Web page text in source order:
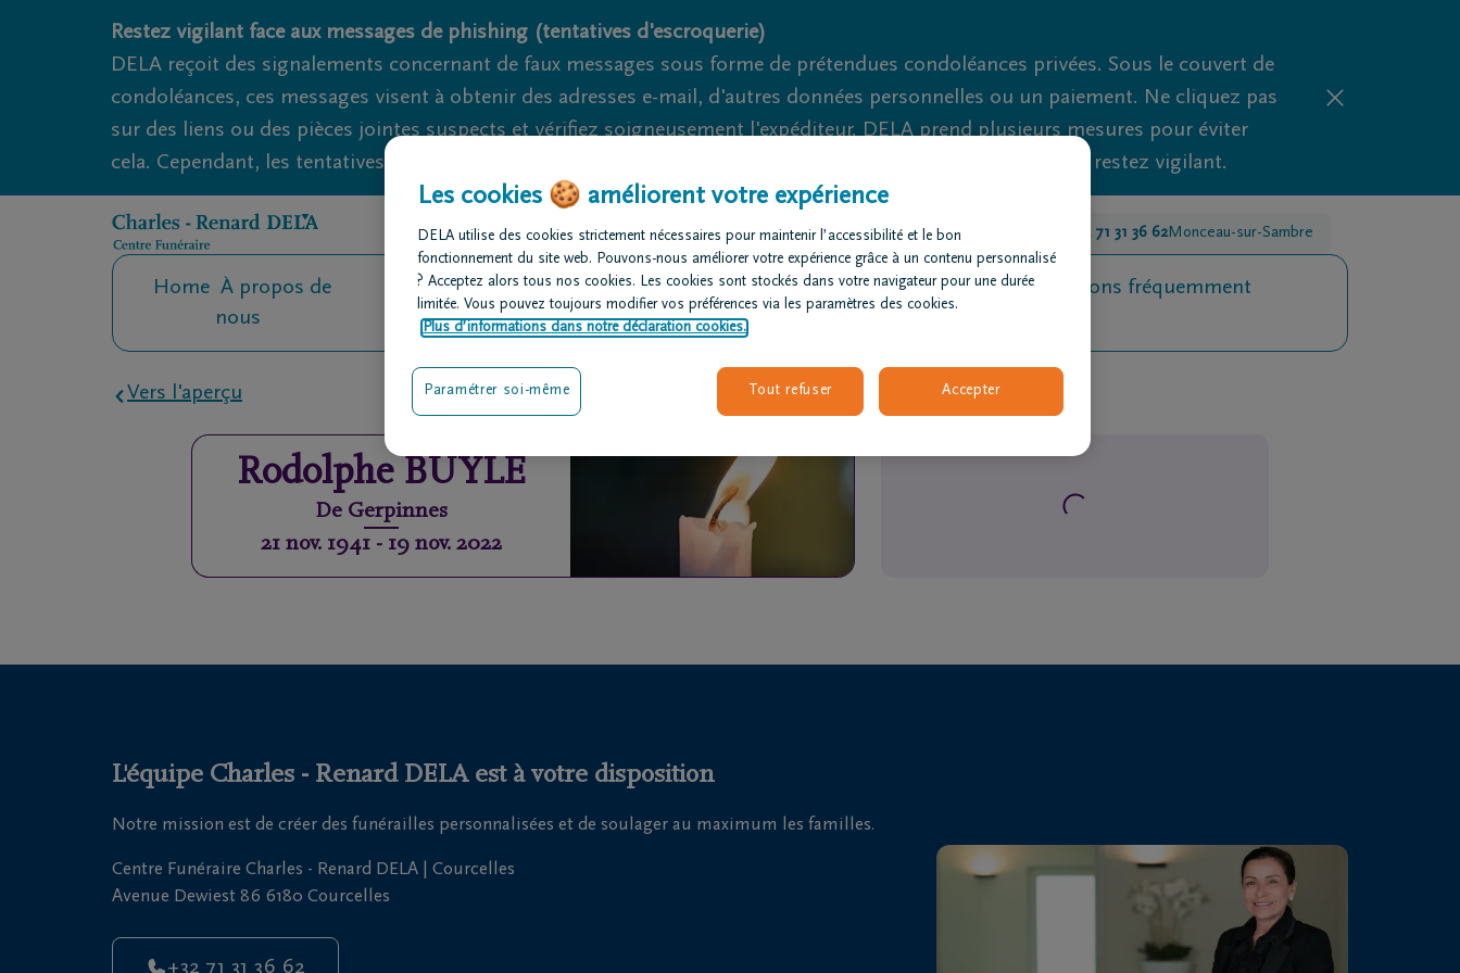
Obituaries.breadcrumbs.SkipLink
Restez vigilant face aux messages de phishing (tentatives d'escroquerie)
DELA reçoit des signalements concernant de faux messages sous forme de prétendues condoléances privées. Sous le couvert de
condoléances, ces messages visent à obtenir des adresses e-mail, d'autres données personnelles ou un paiement. Ne cliquez pas
sur des liens ou des pièces jointes suspects et vérifiez soigneusement l'expéditeur. DELA prend plusieurs mesures pour éviter
cela. Cependant, les tentatives d'hameçonnage et de fraude ne peuvent jamais être totalement exclues, alors restez vigilant.
Nous sommes là pour vous 24h/24 +32 71 31 36 62Courcelles +32 71 31 36 62Monceau-sur-Sambre
Home À propos de
nous
Contact Organiser des
funérailles
Avis de
décès
Nos centres
Questions fréquemment
Vers l'aperçu
Rodolphe BUYLE
De Gerpinnes
21 nov. 1941 - 19 nov. 2022
L'équipe Charles - Renard DELA est à votre disposition
Notre mission est de créer des funérailles personnalisées et de soulager au maximum les familles.
Centre Funéraire Charles - Renard DELA | Courcelles
Avenue Dewiest 86 6180 Courcelles
+32 71 31 36 62
Les cookies 🍪 améliorent votre expérience
DELA utilise des cookies strictement nécessaires pour maintenir l’accessibilité et le bon
fonctionnement du site web. Pouvons-nous améliorer votre expérience grâce à un contenu personnalisé
? Acceptez alors tous nos cookies. Les cookies sont stockés dans votre navigateur pour une durée
limitée. Vous pouvez toujours modifier vos préférences via les paramètres des cookies.
Plus d’informations dans notre déclaration cookies.
Tout refuser Accepter
Paramétrer soi-même